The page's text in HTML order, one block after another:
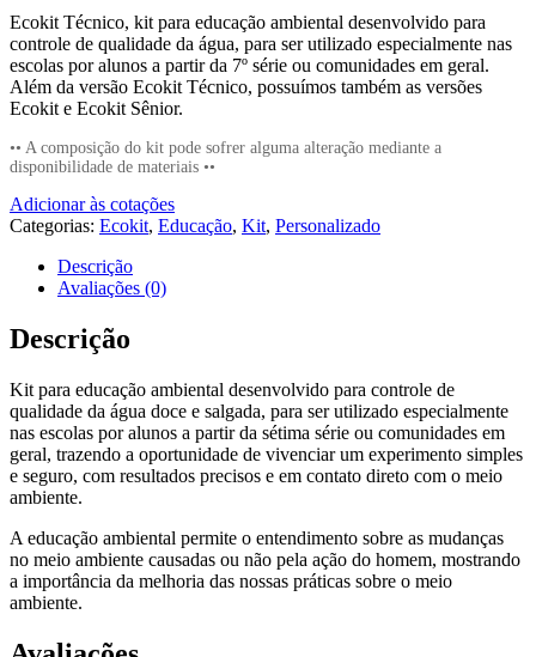
Ecokit Técnico, kit para educação ambiental desenvolvido para
controle de qualidade da água, para ser utilizado especialmente nas
escolas por alunos a partir da 7º série ou comunidades em geral.
Além da versão Ecokit Técnico, possuímos também as versões
Ecokit e Ecokit Sênior.
•• A composição do kit pode sofrer alguma alteração mediante a
disponibilidade de materiais ••
Adicionar às cotações
Categorias: Ecokit, Educação, Kit, Personalizado
Descrição
Avaliações (0)
Descrição
Kit para educação ambiental desenvolvido para controle de
qualidade da água doce e salgada, para ser utilizado especialmente
nas escolas por alunos a partir da sétima série ou comunidades em
geral, trazendo a oportunidade de vivenciar um experimento simples
e seguro, com resultados precisos e em contato direto com o meio
ambiente.
A educação ambiental permite o entendimento sobre as mudanças
no meio ambiente causadas ou não pela ação do homem, mostrando
a importância da melhoria das nossas práticas sobre o meio
ambiente.